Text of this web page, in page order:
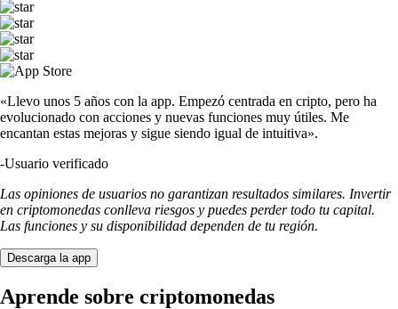
«Llevo unos 5 años con la app. Empezó centrada en cripto, pero ha
evolucionado con acciones y nuevas funciones muy útiles. Me
encantan estas mejoras y sigue siendo igual de intuitiva».
-Usuario verificado
Las opiniones de usuarios no garantizan resultados similares. Invertir
en criptomonedas conlleva riesgos y puedes perder todo tu capital.
Las funciones y su disponibilidad dependen de tu región.
Descarga la app
Aprende sobre criptomonedas